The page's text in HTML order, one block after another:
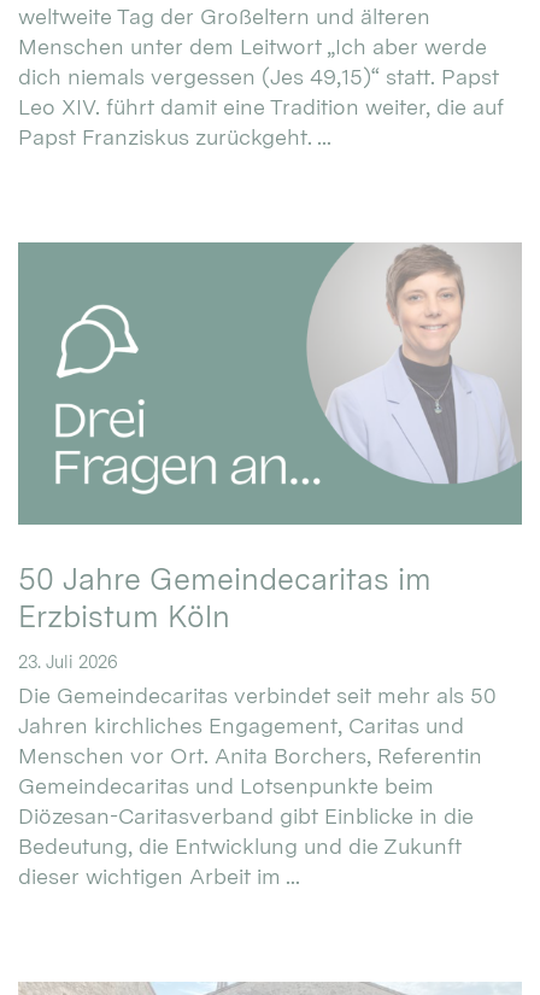
weltweite Tag der Großeltern und älteren
Menschen unter dem Leitwort „Ich aber werde
dich niemals vergessen (Jes 49,15)“ statt. Papst
Leo XIV. führt damit eine Tradition weiter, die auf
Papst Franziskus zurückgeht. ...
50 Jahre Gemeindecaritas im
Erzbistum Köln
23. Juli 2026
Die Gemeindecaritas verbindet seit mehr als 50
Jahren kirchliches Engagement, Caritas und
Menschen vor Ort. Anita Borchers, Referentin
Gemeindecaritas und Lotsenpunkte beim
Diözesan-Caritasverband gibt Einblicke in die
Bedeutung, die Entwicklung und die Zukunft
dieser wichtigen Arbeit im ...